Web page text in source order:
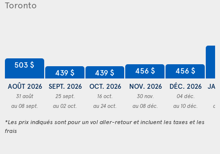
503 $
AOÛT 2026
31 août
au 08 sept.
439 $
SEPT. 2026
25 sept.
au 02 oct.
439 $
OCT. 2026
16 oct.
au 24 oct.
456 $
NOV. 2026
30 nov.
au 08 déc.
456 $
DÉC. 2026
04 déc.
au 10 déc.
*Les prix indiqués sont pour un vol aller-retour et incluent les taxes et les
frais